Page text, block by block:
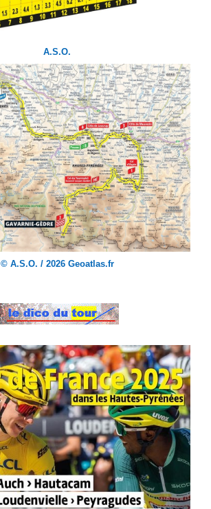
A.S.O.
© A.S.O. / 2026 Geoatlas.fr